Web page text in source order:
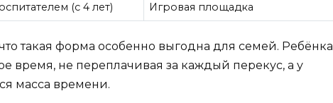
(с 4 лет) Игровая площадка
такая форма особенно выгодна для семей. Ребёнка
время, не переплачивая за каждый перекус, а у
масса времени.